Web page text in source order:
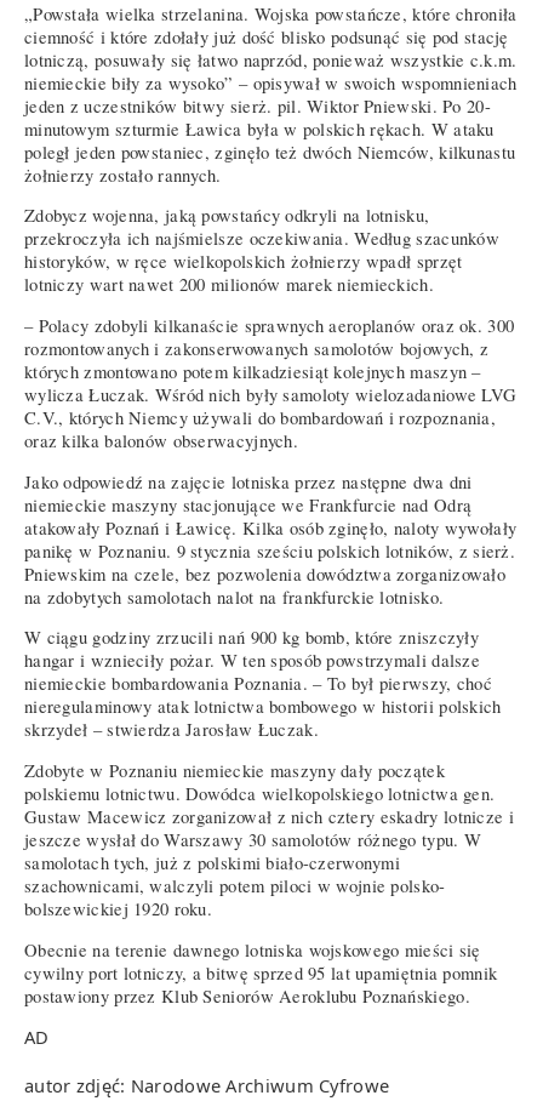
„Powstała wielka strzelanina. Wojska powstańcze, które chroniła
ciemność i które zdołały już dość blisko podsunąć się pod stację
lotniczą, posuwały się łatwo naprzód, ponieważ wszystkie c.k.m.
niemieckie biły za wysoko” – opisywał w swoich wspomnieniach
jeden z uczestników bitwy sierż. pil. Wiktor Pniewski. Po 20-
minutowym szturmie Ławica była w polskich rękach. W ataku
poległ jeden powstaniec, zginęło też dwóch Niemców, kilkunastu
żołnierzy zostało rannych.
Zdobycz wojenna, jaką powstańcy odkryli na lotnisku,
przekroczyła ich najśmielsze oczekiwania. Według szacunków
historyków, w ręce wielkopolskich żołnierzy wpadł sprzęt
lotniczy wart nawet 200 milionów marek niemieckich.
– Polacy zdobyli kilkanaście sprawnych aeroplanów oraz ok. 300
rozmontowanych i zakonserwowanych samolotów bojowych, z
których zmontowano potem kilkadziesiąt kolejnych maszyn –
wylicza Łuczak. Wśród nich były samoloty wielozadaniowe LVG
C.V., których Niemcy używali do bombardowań i rozpoznania,
oraz kilka balonów obserwacyjnych.
Jako odpowiedź na zajęcie lotniska przez następne dwa dni
niemieckie maszyny stacjonujące we Frankfurcie nad Odrą
atakowały Poznań i Ławicę. Kilka osób zginęło, naloty wywołały
panikę w Poznaniu. 9 stycznia sześciu polskich lotników, z sierż.
Pniewskim na czele, bez pozwolenia dowództwa zorganizowało
na zdobytych samolotach nalot na frankfurckie lotnisko.
W ciągu godziny zrzucili nań 900 kg bomb, które zniszczyły
hangar i wznieciły pożar. W ten sposób powstrzymali dalsze
niemieckie bombardowania Poznania. – To był pierwszy, choć
nieregulaminowy atak lotnictwa bombowego w historii polskich
skrzydeł – stwierdza Jarosław Łuczak.
Zdobyte w Poznaniu niemieckie maszyny dały początek
polskiemu lotnictwu. Dowódca wielkopolskiego lotnictwa gen.
Gustaw Macewicz zorganizował z nich cztery eskadry lotnicze i
jeszcze wysłał do Warszawy 30 samolotów różnego typu. W
samolotach tych, już z polskimi biało-czerwonymi
szachownicami, walczyli potem piloci w wojnie polsko-
bolszewickiej 1920 roku.
Obecnie na terenie dawnego lotniska wojskowego mieści się
cywilny port lotniczy, a bitwę sprzed 95 lat upamiętnia pomnik
postawiony przez Klub Seniorów Aeroklubu Poznańskiego.
AD
autor zdjęć: Narodowe Archiwum Cyfrowe